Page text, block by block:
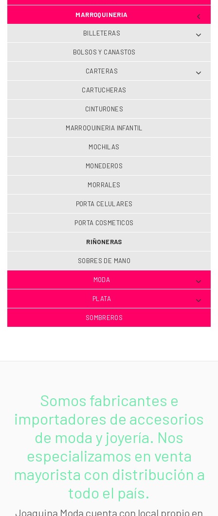
MARROQUINERIA
BILLETERAS
BOLSOS Y CANASTOS
CARTERAS
CARTUCHERAS
CINTURONES
MARROQUINERIA INFANTIL
MOCHILAS
MONEDEROS
MORRALES
PORTA CELULARES
PORTA COSMETICOS
RIÑONERAS
SOBRES DE MANO
MODA
PLATA
SOMBREROS
Somos fabricantes e
importadores de accesorios
de moda y joyería. Nos
especializamos en venta
mayorista con distribución a
todo el país.
Joaquina Moda cuenta con local propio en